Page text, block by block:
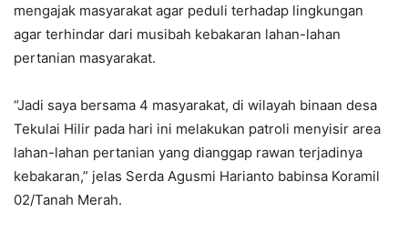
mengajak masyarakat agar peduli terhadap lingkungan
agar terhindar dari musibah kebakaran lahan-lahan
pertanian masyarakat.
“Jadi saya bersama 4 masyarakat, di wilayah binaan desa
Tekulai Hilir pada hari ini melakukan patroli menyisir area
lahan-lahan pertanian yang dianggap rawan terjadinya
kebakaran,” jelas Serda Agusmi Harianto babinsa Koramil
02/Tanah Merah.